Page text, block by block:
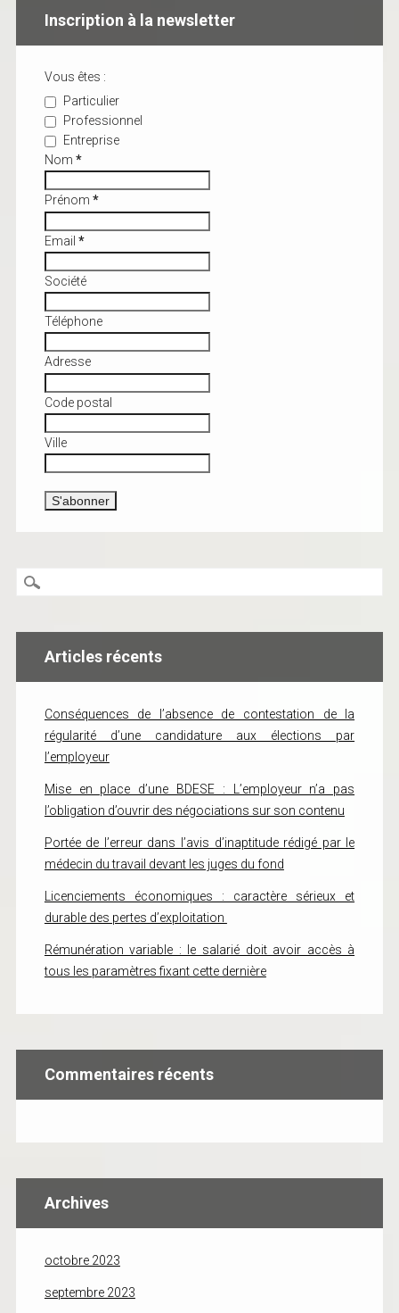
Inscription à la newsletter
Vous êtes :
Particulier
Professionnel
Entreprise
Nom *
Prénom *
Email *
Société
Téléphone
Adresse
Code postal
Ville
Articles récents
Conséquences de l’absence de contestation de la
régularité d’une candidature aux élections par
l’employeur
Mise en place d’une BDESE : L’employeur n’a pas
l’obligation d’ouvrir des négociations sur son contenu
Portée de l’erreur dans l’avis d’inaptitude rédigé par le
médecin du travail devant les juges du fond
Licenciements économiques : caractère sérieux et
durable des pertes d’exploitation
Rémunération variable : le salarié doit avoir accès à
tous les paramètres fixant cette dernière
Commentaires récents
Archives
octobre 2023
septembre 2023